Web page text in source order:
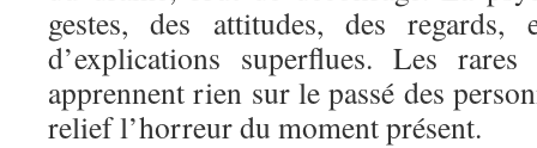
gestes, des attitudes, des
d’explications superflues. Les
apprennent rien sur le passé des
relief l’horreur du moment présent.